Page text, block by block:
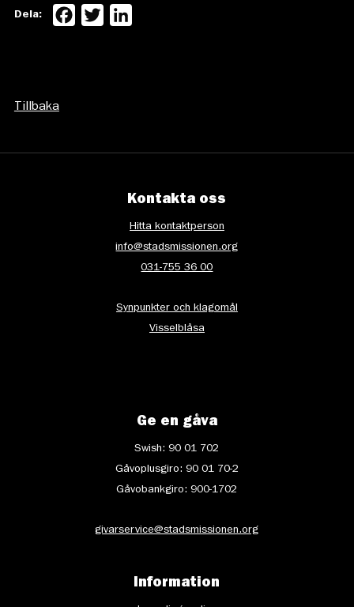
Dela: Facebook
Twitter
Tillbaka
Kontakta oss
Hitta kontaktperson
info@stadsmissionen.org
031-755 36 00
Synpunkter och klagomål
Visselblåsa
Ge en gåva
Swish: 90 01 702
Gåvoplusgiro: 90 01 70-2
Gåvobankgiro: 900-1702
givarservice@stadsmissionen.org
Information